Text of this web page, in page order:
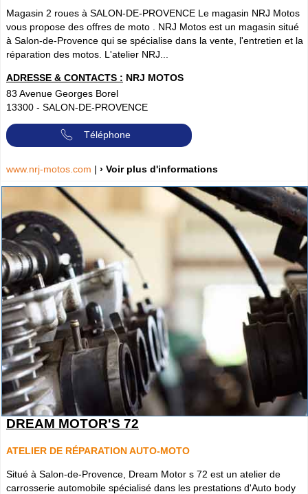
Magasin 2 roues à SALON-DE-PROVENCE Le magasin NRJ Motos
vous propose des offres de moto . NRJ Motos est un magasin situé
à Salon-de-Provence qui se spécialise dans la vente, l'entretien et la
réparation des motos. L'atelier NRJ...
ADRESSE & CONTACTS : NRJ MOTOS
83 Avenue Georges Borel
13300 - SALON-DE-PROVENCE
Téléphone
www.nrj-motos.com | › Voir plus d'informations
DREAM MOTOR'S 72
ATELIER DE RÉPARATION AUTO-MOTO
Situé à Salon-de-Provence, Dream Motor s 72 est un atelier de
carrosserie automobile spécialisé dans les prestations d'Auto body